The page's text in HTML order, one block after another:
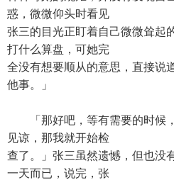
惑，微微仰头时看见
张三的目光正盯着自己微微耸起
打什么算盘，可她完
全没有想要顺从的意思，直接说
他事。」
「那好吧，等有需要的时候
见谅，那我就开始检
查了。」张三虽然遗憾，但也没
一天而已，说完，张